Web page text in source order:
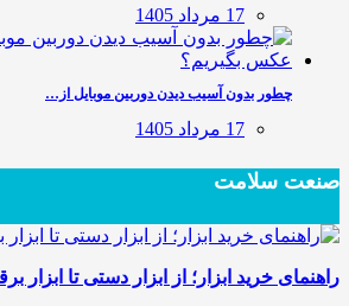
17 مرداد 1405
چطور بدون آسیب دیدن دوربین موبایل از…
17 مرداد 1405
صنعت سلامت
راهنمای خرید ابزار؛ از ابزار دستی تا ابزار